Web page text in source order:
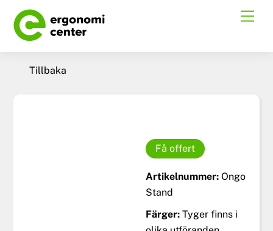
content
Tillbaka
Få offert
Artikelnummer: Ongo
Stand
Färger: Tyger finns i